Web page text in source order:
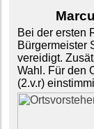
Bei der ersten
Bürgermeister
vereidigt.
Wahl. Für den
(2.v.r)